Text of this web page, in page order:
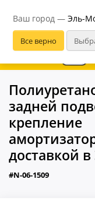
Ваш город — Эль-
задней
крепление
доставкой
#N-06-1509